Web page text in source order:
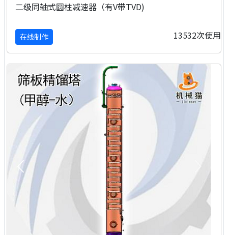
二级同轴式圆柱减速器（有V带TVD)
在线制作 13532次使用